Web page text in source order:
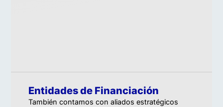
Entidades de Financiación
También contamos con aliados estratégicos